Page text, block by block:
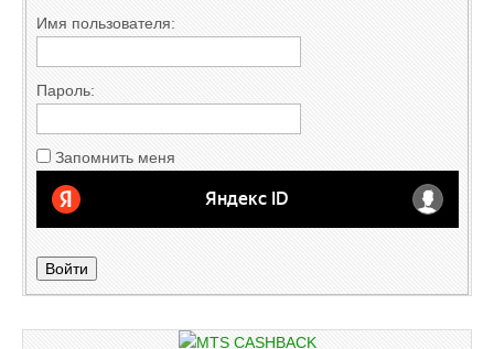
Имя пользователя:
Пароль:
Запомнить меня
Войти